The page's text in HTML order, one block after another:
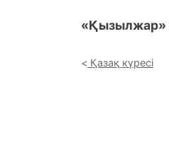
«Қызылжар»
Қазақ күресі